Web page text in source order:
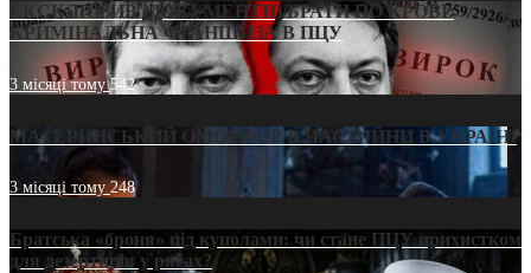
ЕКСКЛЮЗИВ (ДОКУМЕНТИ)/БРАТИ ПО КРОВІ:
КРИМІНАЛЬНА ФРАНШИЗА В ПЦУ
3 місяці тому542
МАТЕРИНСЬКИЙ ОМОРФОР В ЧАС ВІЙНИ В УКРАЇНІ
3 місяці тому248
Братська «броня» під куполами: чи стане ПЦУ прихистком
для дезертирів у рясах?